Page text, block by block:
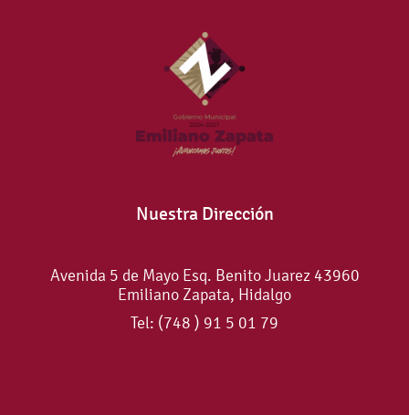
Nuestra Dirección
Avenida 5 de Mayo Esq. Benito Juarez 43960
Emiliano Zapata, Hidalgo
Tel: (748 ) 91 5 01 79